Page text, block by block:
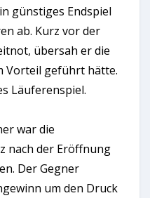
günstiges Endspiel
ab. Kurz vor der
übersah er die
Vorteil geführt hätte.
Läuferenspiel.
war die
nach der Eröffnung
Der Gegner
um den Druck